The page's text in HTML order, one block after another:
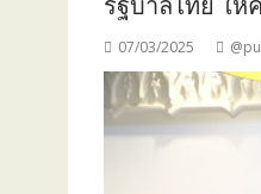
รัฐบาลไทย ให้
07/03/2025